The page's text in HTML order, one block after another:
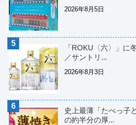
2026年8月5日
「ROKU〈六〉」に
／サントリ...
2026年8月3日
史上最薄「たべっ
の約半分の厚...